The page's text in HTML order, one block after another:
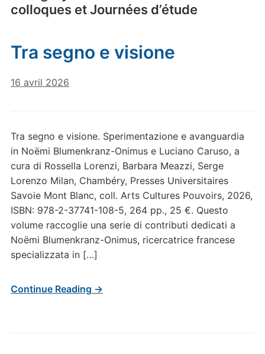
colloques et Journées d’étude
Tra segno e visione
16 avril 2026
Tra segno e visione. Sperimentazione e avanguardia
in Noëmi Blumenkranz-Onimus e Luciano Caruso, a
cura di Rossella Lorenzi, Barbara Meazzi, Serge
Lorenzo Milan, Chambéry, Presses Universitaires
Savoie Mont Blanc, coll. Arts Cultures Pouvoirs, 2026,
ISBN: 978-2-37741-108-5, 264 pp., 25 €. Questo
volume raccoglie una serie di contributi dedicati a
Noëmi Blumenkranz-Onimus, ricercatrice francese
specializzata in […]
Continue Reading →